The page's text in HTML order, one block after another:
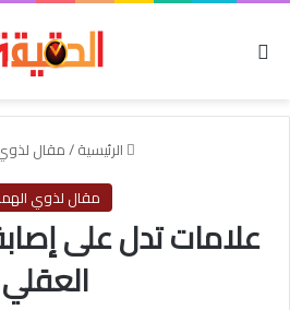
الرئيسية/مقال
مقال لذوي
علامات تدل على
العقلي